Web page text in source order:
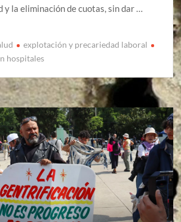
y la eliminación de cuotas, sin dar …
explotación y precariedad laboral
hospitales